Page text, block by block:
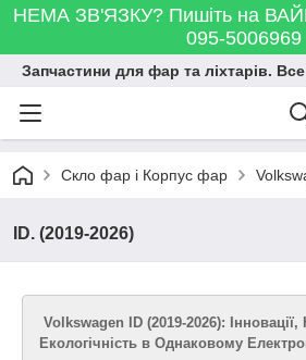
НЕМА ЗВ'ЯЗКУ? Пишіть на
095-5006969
Запчастини для фар та ліхтарів.
Скло фар і Корпус фар
ID. (2019-2026)
Volkswagen ID (2019-2026):
Екологічність в Однаковому